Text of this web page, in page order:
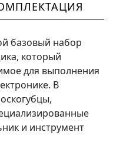
базовый набор
который
для выполнения
В
и инструмент